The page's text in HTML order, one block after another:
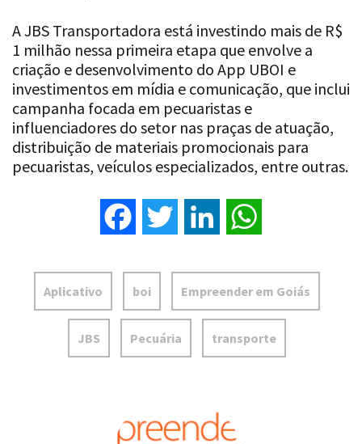
A JBS Transportadora está investindo mais de R$
1 milhão nessa primeira etapa que envolve a
criação e desenvolvimento do App UBOI e
investimentos em mídia e comunicação, que inclui
campanha focada em pecuaristas e
influenciadores do setor nas praças de atuação,
distribuição de materiais promocionais para
pecuaristas, veículos especializados, entre outras.
Facebook Twitter LinkedIn
Aplicativo boi Empreender em Goiás
JBS Pecuária transporte